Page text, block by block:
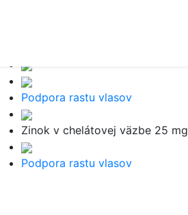
Podpora rastu vlasov
Zinok v chelátovej väzbe 25 mg
Podpora rastu vlasov